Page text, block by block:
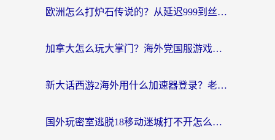
欧洲怎么打炉石传说的？从延迟999到丝滑上分，我找到了靠谱加速器
加拿大怎么玩大掌门？海外党国服游戏加速避坑指南（附实用工具推荐）
新大话西游2海外用什么加速器登录？老玩家亲测有效的国服游戏加速指南
国外玩密室逃脱18移动迷城打不开怎么办？海外玩家亲测有效的解决指南